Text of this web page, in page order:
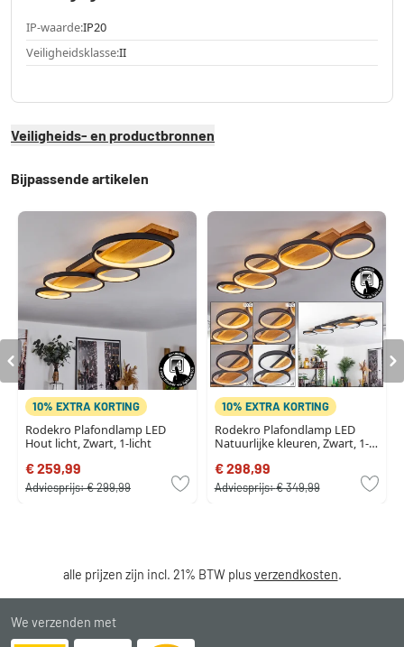
IP-waarde:IP20
Veiligheidsklasse:II
Veiligheids- en productbronnen
Bijpassende artikelen
10% EXTRA KORTING
Rodekro Plafondlamp LED
Hout licht, Zwart, 1-licht
€ 259,99
Adviesprijs:€ 299,99
10% EXTRA KORTING
Rodekro Plafondlamp LED
Natuurlijke kleuren, Zwart, 1-
€ 298,99
Adviesprijs:€ 349,99
alle prijzen zijn incl. 21% BTW plusverzendkosten.
We verzenden met